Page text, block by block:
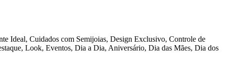
Ideal, Cuidados com Semijoias, Design Exclusivo, Controle de
Look, Eventos, Dia a Dia, Aniversário, Dia das Mães, Dia dos